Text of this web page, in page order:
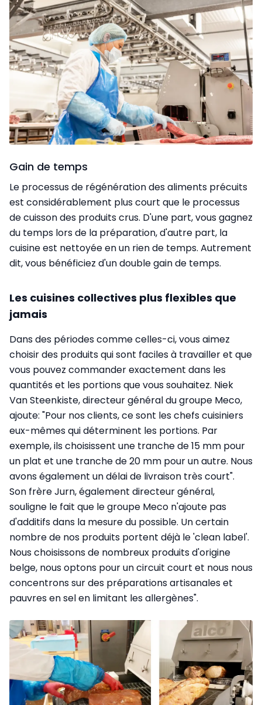
Gain de temps
Le processus de régénération des aliments précuits
est considérablement plus court que le processus
de cuisson des produits crus. D'une part, vous gagnez
du temps lors de la préparation, d'autre part, la
cuisine est nettoyée en un rien de temps. Autrement
dit, vous bénéficiez d'un double gain de temps.
Les cuisines collectives plus flexibles que
jamais
Dans des périodes comme celles-ci, vous aimez
choisir des produits qui sont faciles à travailler et que
vous pouvez commander exactement dans les
quantités et les portions que vous souhaitez. Niek
Van Steenkiste, directeur général du groupe Meco,
ajoute: "Pour nos clients, ce sont les chefs cuisiniers
eux-mêmes qui déterminent les portions. Par
exemple, ils choisissent une tranche de 15 mm pour
un plat et une tranche de 20 mm pour un autre. Nous
avons également un délai de livraison très court".
Son frère Jurn, également directeur général,
souligne le fait que le groupe Meco n'ajoute pas
d'additifs dans la mesure du possible. Un certain
nombre de nos produits portent déjà le 'clean label'.
Nous choisissons de nombreux produits d'origine
belge, nous optons pour un circuit court et nous nous
concentrons sur des préparations artisanales et
pauvres en sel en limitant les allergènes".